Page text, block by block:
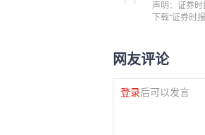
声明：证券
下载“证券时
网友评论
登录后可以发言